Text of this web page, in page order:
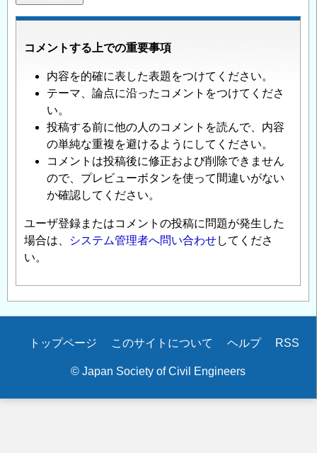
コメントする上での重要事項
内容を的確に表した表題をつけてください。
テーマ、論点に沿ったコメントをつけてくださ
い。
投稿する前に他の人のコメントを読んで、内容
の単純な重複を避けるようにしてください。
コメントは投稿後に修正および削除できません
ので、プレビューボタンを使って間違いがない
か確認してください。
ユーザ登録またはコメントの投稿に問題が発生した
場合は、
システム管理者へ問い合わせしてくださ
い。
Secondary
トップページ このサイトについて ヘルプ RSS
© Japan Society of Civil Engineers